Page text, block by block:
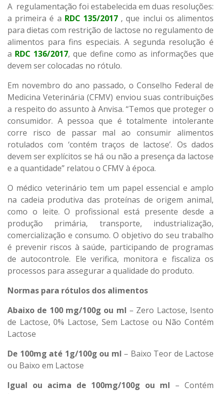
A regulamentação foi estabelecida em duas resoluções:
a primeira é a RDC 135/2017 , que inclui os alimentos
para dietas com restrição de lactose no regulamento de
alimentos para fins especiais. A segunda resolução é
a RDC 136/2017, que define como as informações que
devem ser colocadas no rótulo.
Em novembro do ano passado, o Conselho Federal de
Medicina Veterinária (CFMV) enviou suas contribuições
a respeito do assunto à Anvisa. “Temos que proteger o
consumidor. A pessoa que é totalmente intolerante
corre risco de passar mal ao consumir alimentos
rotulados com ‘contém traços de lactose’. Os dados
devem ser explícitos se há ou não a presença da lactose
e a quantidade” relatou o CFMV à época.
O médico veterinário tem um papel essencial e amplo
na cadeia produtiva das proteínas de origem animal,
como o leite. O profissional está presente desde a
produção primária, transporte, industrialização,
comercialização e consumo. O objetivo do seu trabalho
é prevenir riscos à saúde, participando de programas
de autocontrole. Ele verifica, monitora e fiscaliza os
processos para assegurar a qualidade do produto.
Normas para rótulos dos alimentos
Abaixo de 100 mg/100g ou ml – Zero Lactose, Isento
de Lactose, 0% Lactose, Sem Lactose ou Não Contém
Lactose
De 100mg até 1g/100g ou ml – Baixo Teor de Lactose
ou Baixo em Lactose
Igual ou acima de 100mg/100g ou ml – Contém